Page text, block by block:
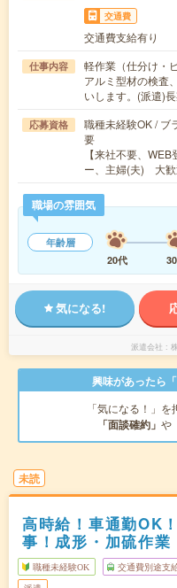
交通費
交通費支給有り
仕事内容
軽作業（仕分け・
アルミ型材の検査
いします。(派遣)
応募資格
職種未経験OK / ブ
要
【来社不要、
ー、主婦(夫) 大
職場の雰囲気
年齢層
20代
気になる!
派遣会社
興味があったら
「気になる！」
「面談確約」 や
未読
高時給！車通勤OK
事！成形・加硫作業
職種未経験OK 交通費別途支